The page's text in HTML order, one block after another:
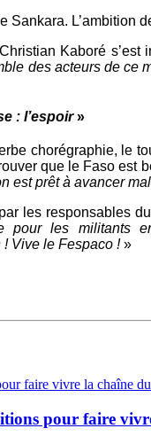
Sankara.
Kaboré
des acteurs de
: l’espoir»
chorégraphie, le
que le Faso est
est prêt à avancer
les responsables
pour les
Vive le Fespaco !»
pour faire